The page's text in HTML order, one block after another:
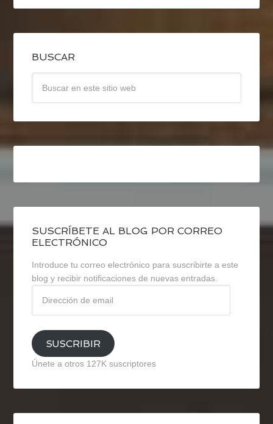
BUSCAR
SUSCRÍBETE AL BLOG POR CORREO
ELECTRÓNICO
Introduce tu correo electrónico para suscribirte a este
blog y recibir notificaciones de nuevas entradas.
email
SUSCRIBIR
Únete a otros 127K suscriptores